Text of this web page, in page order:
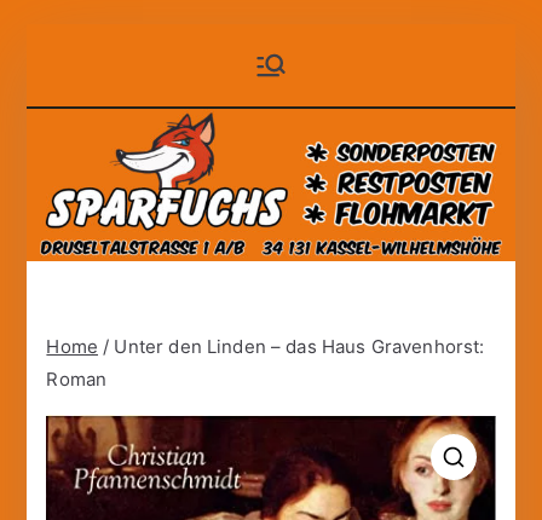
springen
Sparfuchs
– Kassel
Home / Unter den Linden – das Haus Gravenhorst:
Roman
🔍